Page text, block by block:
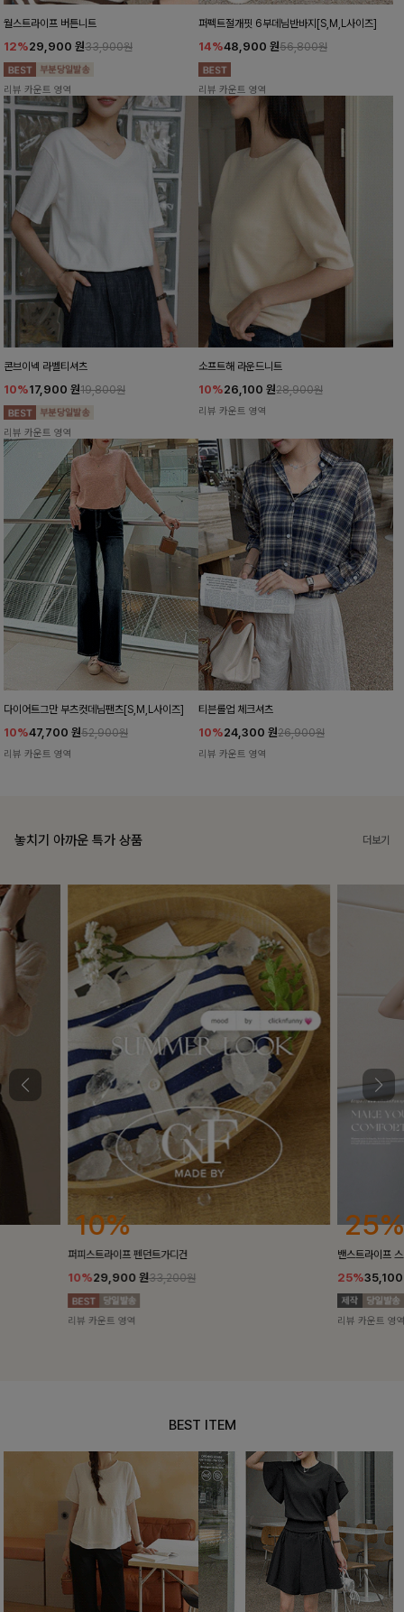
월스트라이프 버튼니트
12%29,900 원33,900원
리뷰 카운트 영역
퍼펙트절개핏 6부데님반바지[S,M,L사이즈]
14%48,900 원56,800원
리뷰 카운트 영역
콘브이넥 라벨티셔츠
10%17,900 원19,800원
리뷰 카운트 영역
소프트해 라운드니트
10%26,100 원28,900원
리뷰 카운트 영역
다이어트그만 부츠컷데님팬츠[S,M,L사이즈]
10%47,700 원52,900원
리뷰 카운트 영역
티븐롤업 체크셔츠
10%24,300 원26,900원
리뷰 카운트 영역
놓치기 아까운 특가 상품 더보기
25%
밴스트라이프 스트링원피스
25%35,100원46,800원
리뷰 카운트 영역
10%
[5천장돌파/
10%
리뷰 카운트 영
BEST ITEM